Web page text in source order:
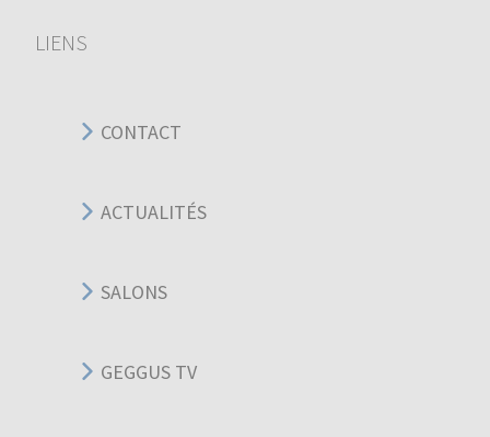
LIENS
CONTACT
ACTUALITÉS
SALONS
GEGGUS TV